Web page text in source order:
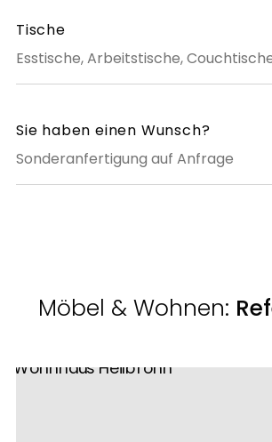
Tische
Esstische, Arbeitstische,
Sie haben einen Wunsch?
Sonderanfertigung auf Anfrage
Möbel & Wohnen: